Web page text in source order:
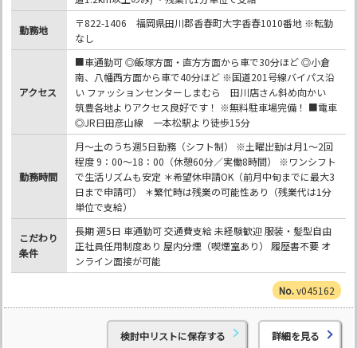
勤務地
〒822-1406 福岡県田川郡香春町大字香春1010番地 ※転勤
なし
アクセス
■車通勤可 ◎飯塚方面・直方方面から車で30分ほど ◎小倉
南、八幡西方面から車で40分ほど ※国道201号線バイパス沿
い ファッションセンターしまむら 田川店さん斜め向かい
筑豊各地よりアクセス良好です！ ※無料駐車場完備！ ■電車
◎JR日田彦山線 一本松駅より徒歩15分
勤務時間
月～土のうち週5日勤務（シフト制） ※土曜出勤は月1～2回
程度 9：00～18：00（休憩60分／実働8時間） ※ワンシフト
で生活リズムも安定 ＊希望休申請OK（前月中旬までに最大3
日まで申請可） ＊繁忙時は残業の可能性あり（残業代は1分
単位で支給）
こだわり
条件
長期 週5日 車通勤可 交通費支給 未経験歓迎 服装・髪型自由
正社員任用制度あり 屋内分煙（喫煙室あり） 履歴書不要 オ
ンライン面接が可能
v045162
検討中リストに保存する 詳細を見る